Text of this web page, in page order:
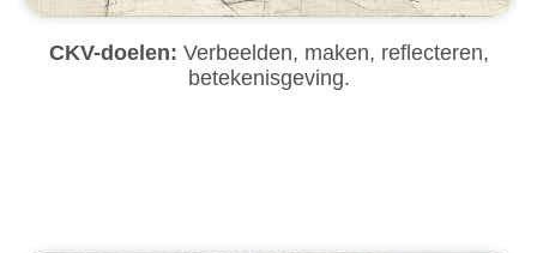
CKV-doelen: Verbeelden, maken, reflecteren,
betekenisgeving.